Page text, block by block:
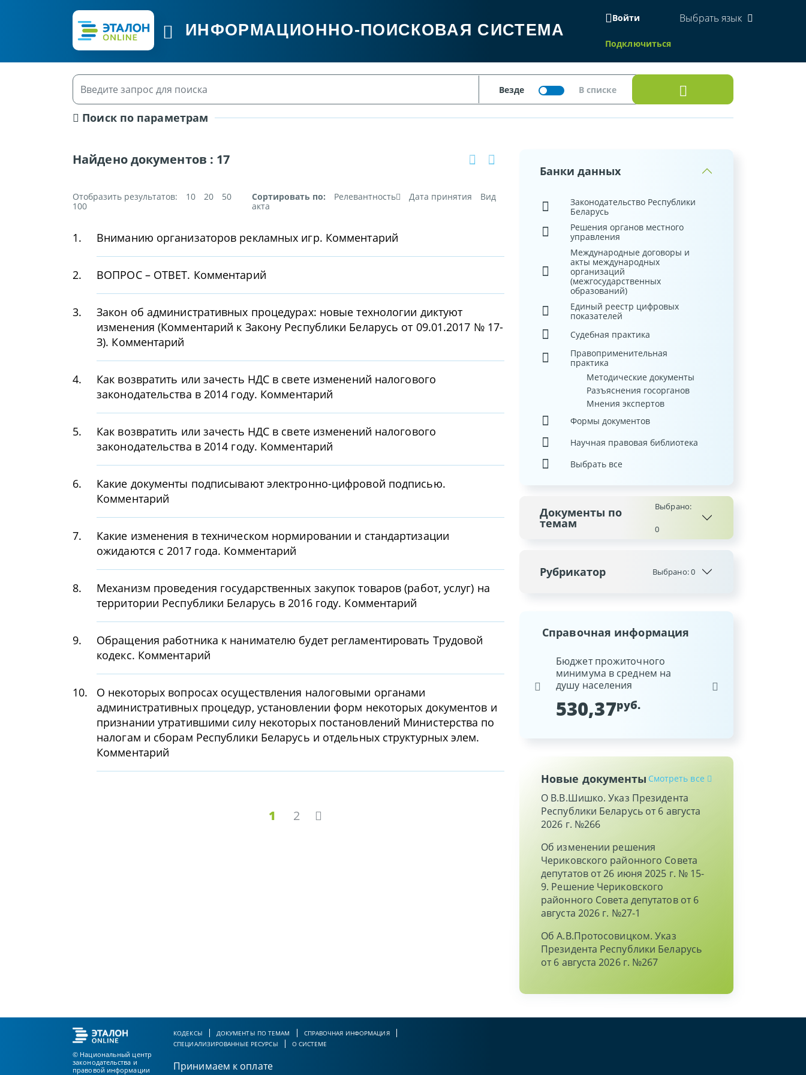
ИНФОРМАЦИОННО-ПОИСКОВАЯ СИСТЕМА
Войти
Подключиться
Выбрать язык
Поиск по параметрам
Найдено документов : 17
Отобразить результатов: 10 20
50
100
Сортировать по: Релевантность Дата принятия
Вид
акта
1. Вниманию организаторов рекламных игр. Комментарий
2. ВОПРОС – ОТВЕТ. Комментарий
3.
Закон об административных процедурах: новые технологии диктуют
изменения (Комментарий к Закону Республики Беларусь от 09.01.2017 № 17-
З). Комментарий
4.
Как возвратить или зачесть НДС в свете изменений налогового
законодательства в 2014 году. Комментарий
5.
Как возвратить или зачесть НДС в свете изменений налогового
законодательства в 2014 году. Комментарий
6.
Какие документы подписывают электронно-цифровой подписью.
Комментарий
7.
Какие изменения в техническом нормировании и стандартизации
ожидаются с 2017 года. Комментарий
8.
Механизм проведения государственных закупок товаров (работ, услуг) на
территории Республики Беларусь в 2016 году. Комментарий
9.
Обращения работника к нанимателю будет регламентировать Трудовой
кодекс. Комментарий
10.
О некоторых вопросах осуществления налоговыми органами
административных процедур, установлении форм некоторых документов и
признании утратившими силу некоторых постановлений Министерства по
налогам и сборам Республики Беларусь и отдельных структурных элем.
Комментарий
1 2
Банки данных
Законодательство Республики
Беларусь
Решения органов местного
управления
Международные договоры и
акты международных
организаций
(межгосударственных
образований)
Единый реестр цифровых
показателей
Судебная практика
Правоприменительная
практика
Методические документы
Разъяснения госорганов
Мнения экспертов
Формы документов
Научная правовая библиотека
Выбрать все
Документы по
темам
Выбрано:
0
Рубрикатор Выбрано:0
Справочная информация
20,03
Бюджет прожиточного
минимума в среднем на
душу населения
530,37руб.
Республики Беларусь
Новые документы Смотреть все
О В.В.Шишко. Указ Президента
Республики Беларусь от 6 августа
2026 г. №266
Об изменении решения
Чериковского районного Совета
депутатов от 26 июня 2025 г. № 15-
9. Решение Чериковского
районного Совета депутатов от 6
августа 2026 г. №27-1
Об А.В.Протосовицком. Указ
Президента Республики Беларусь
от 6 августа 2026 г. №267
© Национальный центр
законодательства и
правовой информации
КОДЕКСЫ ДОКУМЕНТЫ ПО ТЕМАМ
СПРАВОЧНАЯ ИНФОРМАЦИЯ
СПЕЦИАЛИЗИРОВАННЫЕ РЕСУРСЫ
О СИСТЕМЕ
Принимаем к оплате